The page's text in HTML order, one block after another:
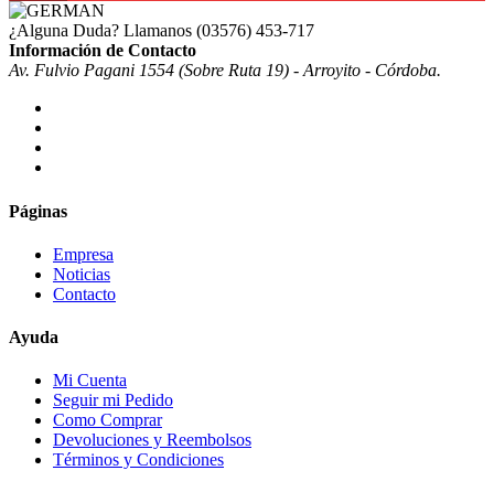
¿Alguna Duda? Llamanos (03576) 453-717
Información de Contacto
Av. Fulvio Pagani 1554 (Sobre Ruta 19) - Arroyito - Córdoba.
Páginas
Empresa
Noticias
Contacto
Ayuda
Mi Cuenta
Seguir mi Pedido
Como Comprar
Devoluciones y Reembolsos
Términos y Condiciones